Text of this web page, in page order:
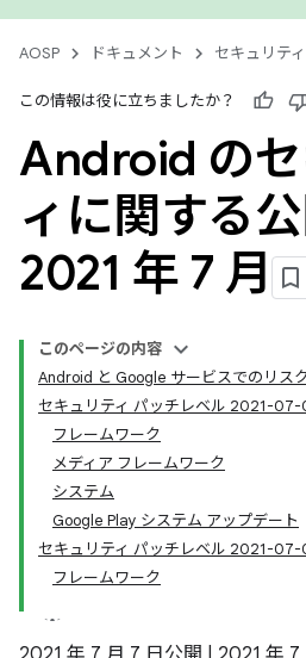
AOSP ドキュメント セキュリティ
この情報は役に立ちましたか？
Android の
ィに関する
2021 年 7 月
このページの内容
Android と Google サービスでのリス
セキュリティ パッチレベル 2021-07-
フレームワーク
メディア フレームワーク
システム
Google Play システム アップデート
セキュリティ パッチレベル 2021-
フレームワーク